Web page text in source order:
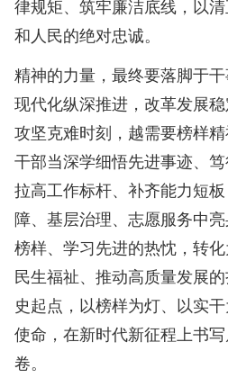
律规矩、筑牢廉洁底线，以
和人民的绝对忠诚。
精神的力量，最终要落脚于
现代化纵深推进，改革发展
攻坚克难时刻，越需要榜样
干部当深学细悟先进事迹、
拉高工作标杆、补齐能力短
障、基层治理、志愿服务中
榜样、学习先进的热忱，转
民生福祉、推动高质量发展
史起点，以榜样为灯、以实
使命，在新时代新征程上书
卷。